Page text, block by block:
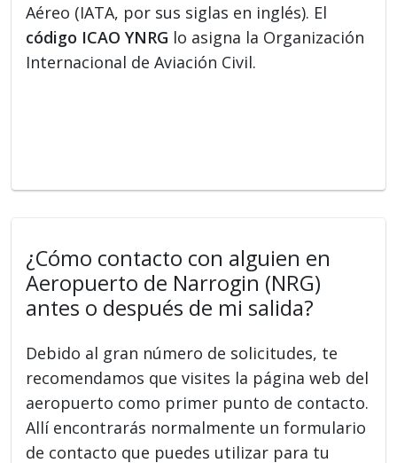
Aéreo (IATA, por sus siglas en inglés). El
código ICAO YNRG lo asigna la Organización
Internacional de Aviación Civil.
¿Cómo contacto con alguien en
Aeropuerto de Narrogin (NRG)
antes o después de mi salida?
Debido al gran número de solicitudes, te
recomendamos que visites la página web del
aeropuerto como primer punto de contacto.
Allí encontrarás normalmente un formulario
de contacto que puedes utilizar para tu